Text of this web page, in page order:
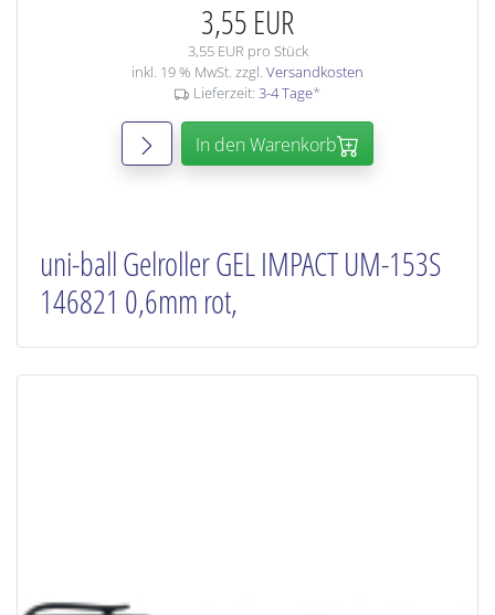
3,55 EUR
3,55 EUR pro Stück
inkl. 19 % MwSt. zzgl. Versandkosten
Lieferzeit: 3-4 Tage*
In den Warenkorb
uni-ball Gelroller GEL IMPACT UM-153S
146821 0,6mm rot,